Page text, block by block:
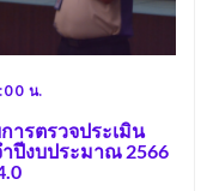
น.
ารตรวจประเมิน
ปีงบประมาณ 2566